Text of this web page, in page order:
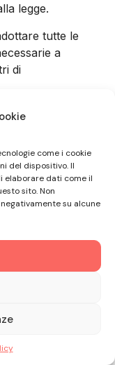
come i cookie
del dispositivo. Il
elaborare dati come il
sito. Non
su alcune
legge.
tutte le
a
di
DAL
del
informazioni
oltre a
Professionista
informazioni
con qualsiasi